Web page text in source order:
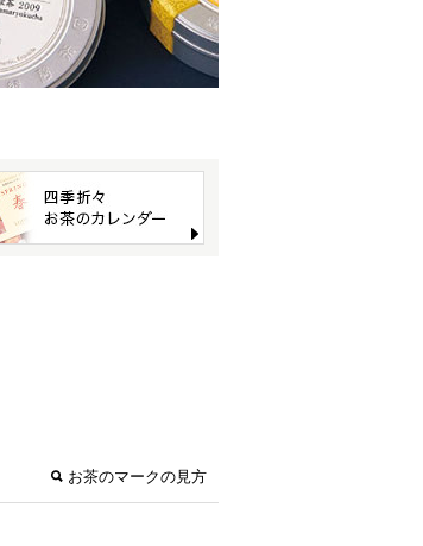
お茶のマークの見方